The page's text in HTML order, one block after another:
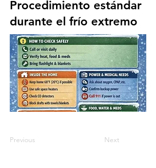
Procedimiento estándar
durante el frío extremo
Previous Next